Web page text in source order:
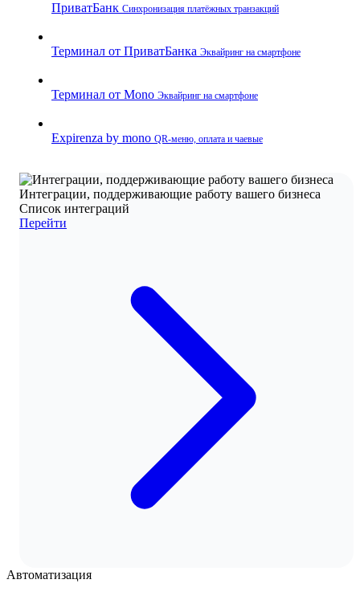
ПриватБанк Синхронизация платёжных транзакций
Терминал от ПриватБанка Эквайринг на смартфоне
Терминал от Mono Эквайринг на смартфоне
Expirenza by mono QR‑меню, оплата и чаевые
Интеграции, поддерживающие работу вашего бизнеса
Список интеграций
Перейти
Автоматизация